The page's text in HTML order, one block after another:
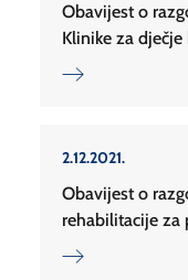
Obavijest o
Klinike za dječje
2.12.2021.
Obavijest o
rehabilitacije za